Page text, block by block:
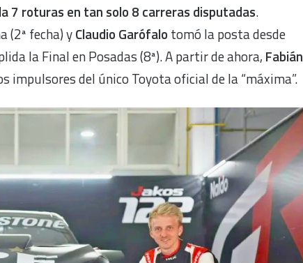
7 roturas en tan solo 8 carreras disputadas.
(2ª fecha) yClaudio Garófalo tomó la posta desde
la Final en Posadas (8ª). A partir de ahora, Fabián
impulsores del único Toyota oficial de la “máxima”.